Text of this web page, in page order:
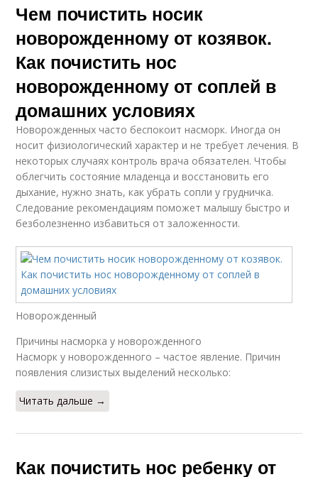
Чем почистить носик
новорожденному от козявок.
Как почистить нос
новорожденному от соплей в
домашних условиях
Новорожденных часто беспокоит насморк. Иногда он
носит физиологический характер и не требует лечения. В
некоторых случаях контроль врача обязателен. Чтобы
облегчить состояние младенца и восстановить его
дыхание, нужно знать, как убрать сопли у грудничка.
Следование рекомендациям поможет малышу быстро и
безболезненно избавиться от заложенности.
Новорожденный
Причины насморка у новорожденного
Насморк у новорожденного – частое явление. Причин
появления слизистых выделений несколько:
Читать дальше →
Как почистить нос ребенку от